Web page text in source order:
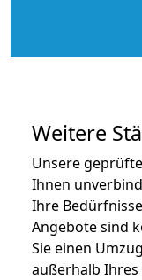
Weitere
Unsere
Ihnen
Ihre
Angebote sind
Sie einen
außerhalb